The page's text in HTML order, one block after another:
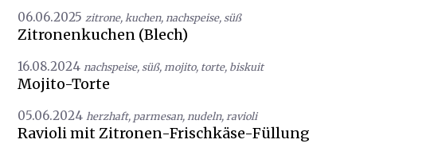
06.06.2025 zitrone, kuchen, nachspeise, süß
Zitronenkuchen (Blech)
16.08.2024 nachspeise, süß, mojito, torte, biskuit
Mojito-Torte
05.06.2024 herzhaft, parmesan, nudeln, ravioli
Ravioli mit Zitronen-Frischkäse-Füllung